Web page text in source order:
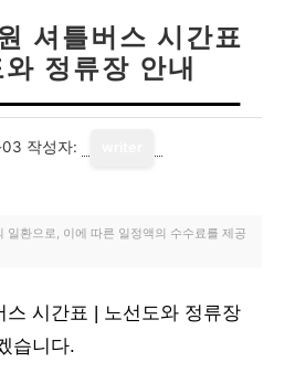
셔틀버스 시간표
와 정류장 안내
작성자:
일환으로, 이에 따른 일정액의 수수료를 제공
스 시간표 | 노선도와 정류장
습니다.